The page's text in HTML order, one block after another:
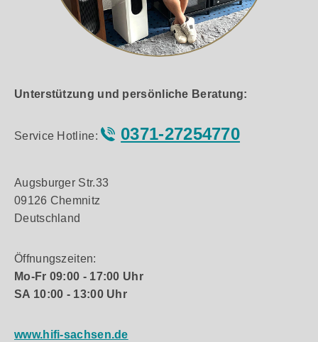
Unterstützung und persönliche Beratung:
Service Hotline: 0371-27254770
Augsburger Str.33
09126 Chemnitz
Deutschland
Öffnungszeiten:
Mo-Fr 09:00 - 17:00 Uhr
SA 10:00 - 13:00 Uhr
www.hifi-sachsen.de